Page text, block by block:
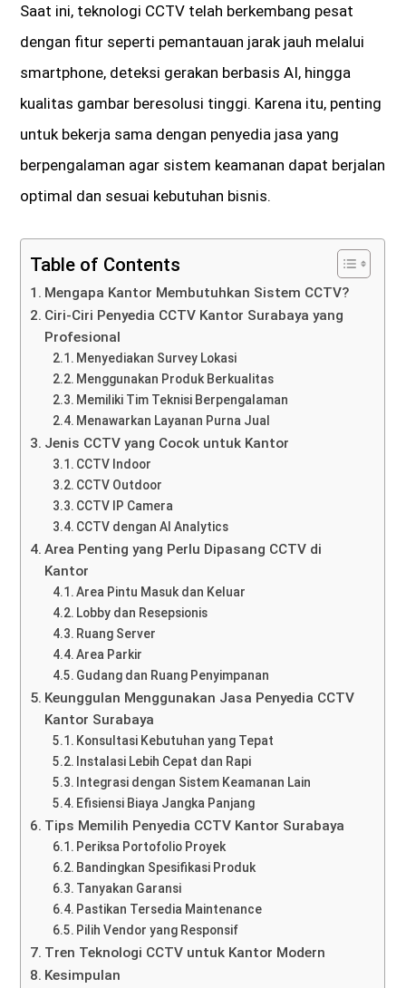
Saat ini, teknologi CCTV telah berkembang pesat
dengan fitur seperti pemantauan jarak jauh melalui
smartphone, deteksi gerakan berbasis AI, hingga
kualitas gambar beresolusi tinggi. Karena itu, penting
untuk bekerja sama dengan penyedia jasa yang
berpengalaman agar sistem keamanan dapat berjalan
optimal dan sesuai kebutuhan bisnis.
Table of Contents
Mengapa Kantor Membutuhkan Sistem CCTV?
Ciri-Ciri Penyedia CCTV Kantor Surabaya yang
Profesional
Menyediakan Survey Lokasi
Menggunakan Produk Berkualitas
Memiliki Tim Teknisi Berpengalaman
Menawarkan Layanan Purna Jual
Jenis CCTV yang Cocok untuk Kantor
CCTV Indoor
CCTV Outdoor
CCTV IP Camera
CCTV dengan AI Analytics
Area Penting yang Perlu Dipasang CCTV di
Kantor
Area Pintu Masuk dan Keluar
Lobby dan Resepsionis
Ruang Server
Area Parkir
Gudang dan Ruang Penyimpanan
Keunggulan Menggunakan Jasa Penyedia CCTV
Kantor Surabaya
Konsultasi Kebutuhan yang Tepat
Instalasi Lebih Cepat dan Rapi
Integrasi dengan Sistem Keamanan Lain
Efisiensi Biaya Jangka Panjang
Tips Memilih Penyedia CCTV Kantor Surabaya
Periksa Portofolio Proyek
Bandingkan Spesifikasi Produk
Tanyakan Garansi
Pastikan Tersedia Maintenance
Pilih Vendor yang Responsif
Tren Teknologi CCTV untuk Kantor Modern
Kesimpulan